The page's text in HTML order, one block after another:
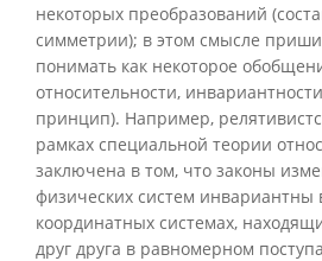
некоторых преобразований
симметрии); в этом смысле
понимать как некоторое
относительности,
принцип). Например,
рамках специальной теории
заключена в том, что законы
физических систем
координатных системах,
друг друга в равномерном